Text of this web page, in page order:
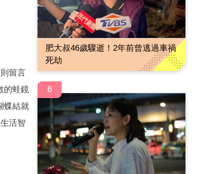
留言
的蛙鏡
蝶結就
活智
肥大叔46歲驟逝！2年前曾逃過車禍
死劫
6